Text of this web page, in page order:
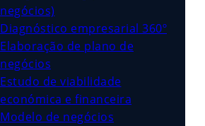
negócios)
Diagnóstico empresarial 360º
Elaboração de plano de
negócios
Estudo de viabilidade
económica e financeira
Modelo de negócios